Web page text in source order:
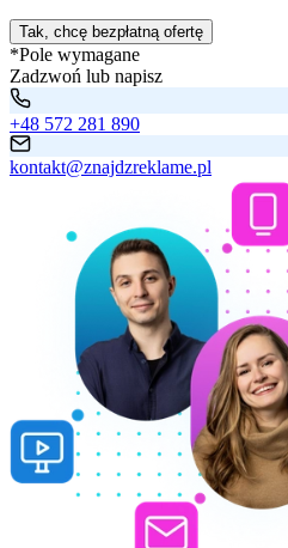
Tak, chcę bezpłatną ofertę
*Pole wymagane
Zadzwoń lub napisz
+48 572 281 890
kontakt@znajdzreklame.pl